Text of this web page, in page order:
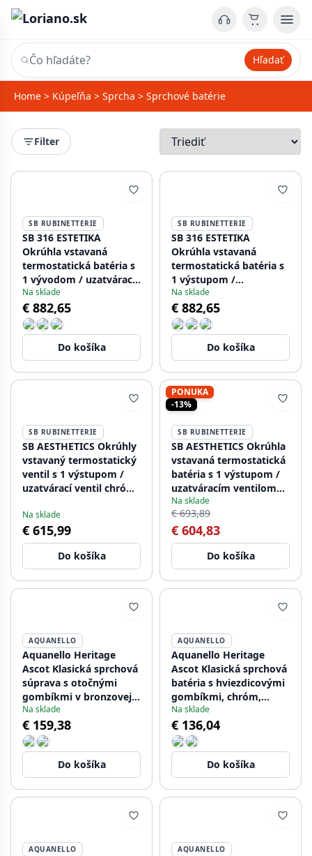
Hľadať
Home > Kúpeľňa > Sprcha > Sprchové batérie
Filter
SB RUBINETTERIE
SB 316 ESTETIKA
Okrúhla vstavaná
termostatická batéria s
1 vývodom / uzatvárací
ventil PVD kartáčovaná
meď 1208954894
Na sklade
€ 882,65
Do košíka
SB RUBINETTERIE
SB 316 ESTETIKA
Okrúhla vstavaná
termostatická batéria s
1 výstupom /
uzatváracím ventilom
PVD brúsený gun metal
1208954896
Na sklade
€ 882,65
Do košíka
SB RUBINETTERIE
SB AESTHETICS Okrúhly
vstavaný termostatický
ventil s 1 výstupom /
uzatvárací ventil chróm
Na sklade
€ 615,99
Do košíka
PONUKA
-13%
SB RUBINETTERIE
SB AESTHETICS Okrúhla
vstavaná termostatická
batéria s 1 výstupom /
uzatváracím ventilom
matná čierna
1208954898
Na sklade
€ 693,89
€ 604,83
Do košíka
AQUANELLO
Aquanello Heritage
Ascot Klasická sprchová
súprava s otočnými
gombíkmi v bronzovej
farbe vrátane ručnej
sprchy BN-2002-HA
Na sklade
€ 159,38
Do košíka
AQUANELLO
Aquanello Heritage
Ascot Klasická sprchová
batéria s hviezdicovými
gombíkmi, chróm,
vrátane ručnej sprchy
CR-2002-HA
Na sklade
€ 136,04
Do košíka
AQUANELLO AQUANELLO